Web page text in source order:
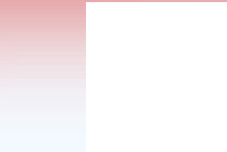
重点工作